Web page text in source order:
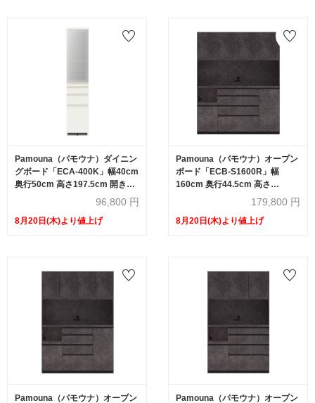
Pamouna（パモウナ）ダイニン
グボード「ECA-400K」幅40cm
奥行50cm 高さ197.5cm 開き扉
96,800 円
8月20日(木)より値上げ
Pamouna（パモウナ）オープン
ボード「ECB-S1600R」幅
160cm 奥行44.5cm 高さ
197.5cm 開き扉 ハイカウンター
179,800 円
8月20日(木)より値上げ
Pamouna（パモウナ）オープン Pamouna（パモウナ）オープン